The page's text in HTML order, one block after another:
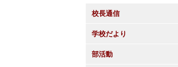
校長通信
学校だより
部活動